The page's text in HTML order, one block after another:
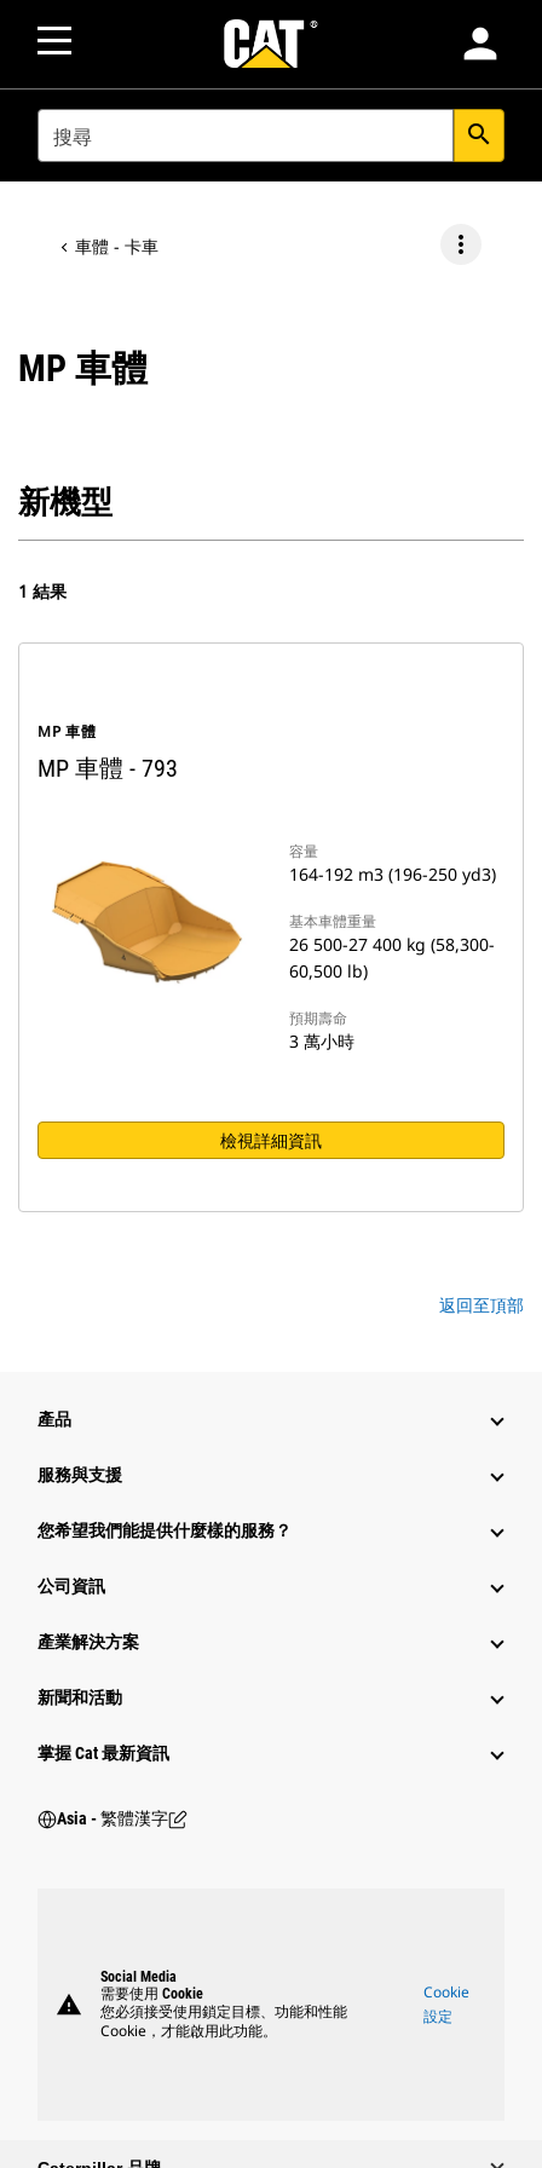
person
SEARCH search
車體 - 卡車 more_vert
MP 車體
新機型
1 結果
MP 車體
MP 車體 - 793
容量
164-192 m3 (196-250 yd3)
基本車體重量
26 500-27 400 kg (58,300-
60,500 lb)
預期壽命
3 萬小時
檢視詳細資訊
返回至頂部
產品
服務與支援
您希望我們能提供什麼樣的服務？
公司資訊
產業解決方案
新聞和活動
掌握 Cat 最新資訊
Asia - 繁體漢字
warning
Social Media
需要使用 Cookie
您必須接受使用鎖定目標、功能和性能
Cookie，才能啟用此功能。
Cookie
設定